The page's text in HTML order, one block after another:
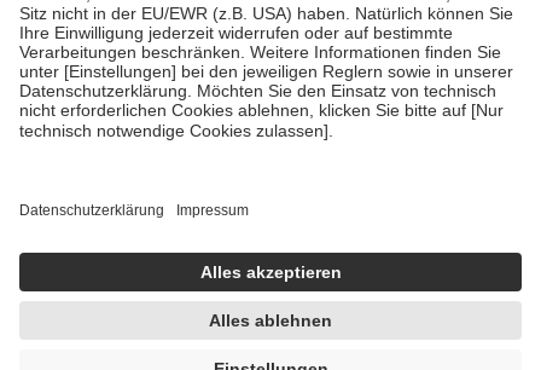
fallenkeine Zuzahlungen an bei:
• Kindern und Jugendlichen bis zum vollendeten 18. Lebensjahr
mit Ausnahme der Fahrkosten
• Untersuchungen zur Vorsorge und Früherkennung, die von der
GKV getragen werden
• empfohlenen Schutzimpfungen
Wir nutzen Trusted Shops als unabhängigen Dienstleister für die
getroffen, um sicherzustellen, dass es sich um echte Bewertungen
handelt. Mehr Informationen findest du hier:
https://help.etrusted.com/hc/de/articles/4419944605341